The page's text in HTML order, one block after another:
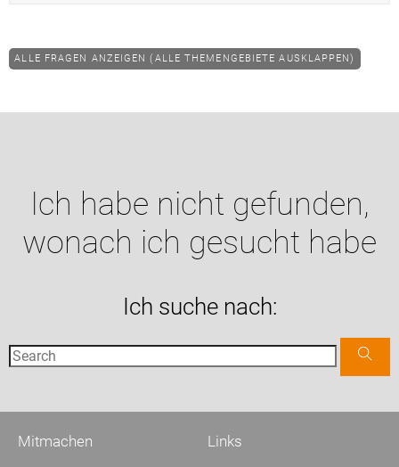
ALLE FRAGEN ANZEIGEN (ALLE THEMENGEBIETE AUSKLAPPEN)
Ich habe nicht gefunden,
wonach ich gesucht habe
Ich suche nach:
Links
Mitmachen